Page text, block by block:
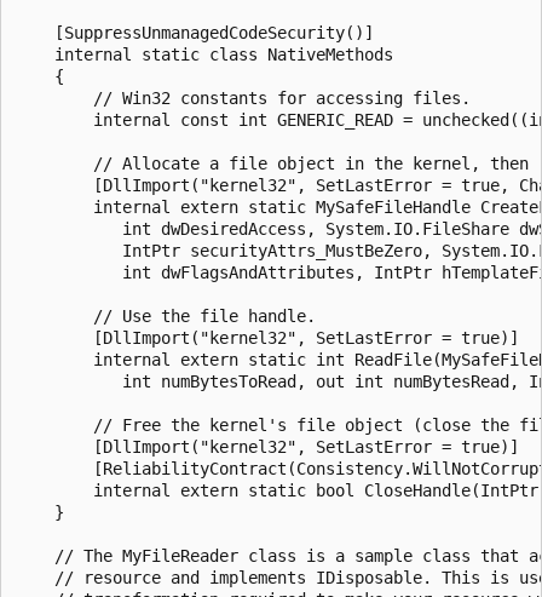
    [SuppressUnmanagedCodeSecurity()]
    internal static class NativeMethods
    {
        // Win32 constants for accessing files.
internal const int GENERIC_READ =
// Allocate a file object in the kernel, then
[DllImport("kernel32", SetLastError = true,
internal extern static MySafeFileHandle
int dwDesiredAccess, System.IO.FileShare
IntPtr securityAttrs_MustBeZero,
int dwFlagsAndAttributes, IntPtr
        // Use the file handle.
        [DllImport("kernel32", SetLastError = true)]
internal extern static int
int numBytesToRead, out int numBytesRead,
// Free the kernel's file object (close the
        [DllImport("kernel32", SetLastError = true)]
internal extern static bool
    }
// The MyFileReader class is a sample class that
// resource and implements IDisposable. This is